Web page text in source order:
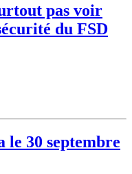
pas voir
du FSD
le 30 septembre